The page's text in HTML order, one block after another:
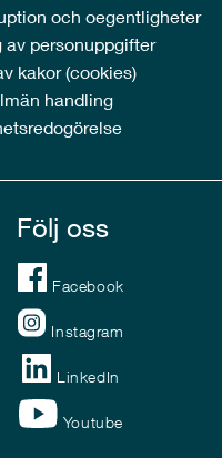
och oegentligheter
av personuppgifter
kakor (cookies)
handling
Följ oss
Facebook
Instagram
LinkedIn
Youtube